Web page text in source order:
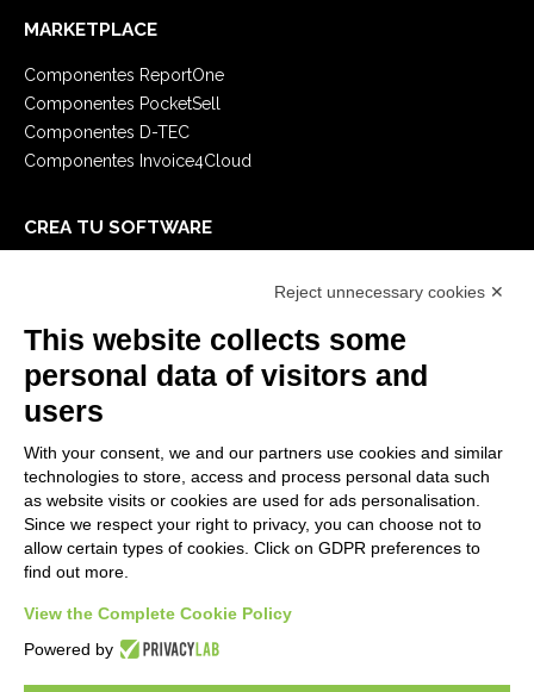
MARKETPLACE
Componentes ReportOne
Componentes PocketSell
Componentes D-TEC
Componentes Invoice4Cloud
CREA TU SOFTWARE
E-Book
LEGALES
Informativas Privacidad
Security Policy
Documentación contractual y RGPD
Condiciones generales de suministro
Condiciones del servicio de soporte
Configuraciones cookie
Reject unnecessary cookies ✕
This website collects some
personal data of visitors and
users
With your consent, we and our partners use cookies and similar
technologies to store, access and process personal data such
as website visits or cookies are used for ads personalisation.
Since we respect your right to privacy, you can choose not to
allow certain types of cookies. Click on GDPR preferences to
find out more.
View the Complete Cookie Policy
Powered by